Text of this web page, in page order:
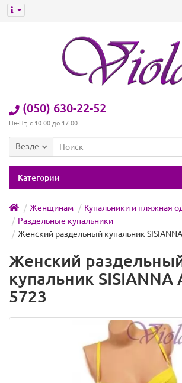
(050) 630-22-52
Пн-Пт, с 10:00 до 17:00
Везде
Категории
Женщинам
Купальники и пляжная
Раздельные купальники
Женский раздельный купальник
Женский
купальник SISIANNA
5723